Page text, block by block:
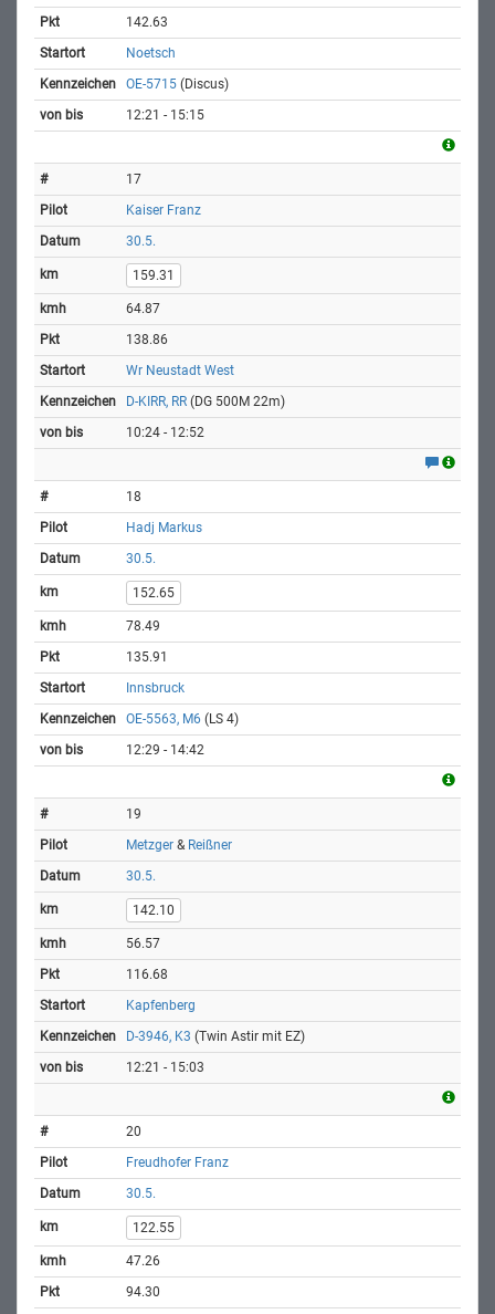
142.63
Noetsch
OE-5715 (Discus)
12:21 - 15:15
17
Kaiser Franz
30.5.
159.31
64.87
138.86
Wr Neustadt West
D-KIRR, RR (DG 500M 22m)
10:24 - 12:52
18
Hadj Markus
30.5.
152.65
78.49
135.91
Innsbruck
OE-5563, M6 (LS 4)
12:29 - 14:42
19
Metzger & Reißner
30.5.
142.10
56.57
116.68
Kapfenberg
D-3946, K3 (Twin Astir mit EZ)
12:21 - 15:03
20
Freudhofer Franz
30.5.
122.55
47.26
94.30